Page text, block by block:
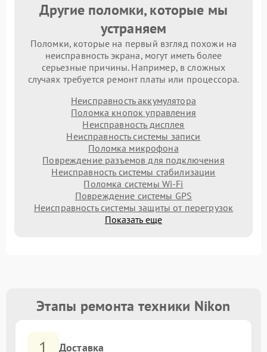
Другие поломки, которые мы
устраняем
Поломки, которые на первый взгляд похожи на
неисправность экрана, могут иметь более
серьезные причины. Например, в сложных
случаях требуется ремонт платы или процессора.
Неисправность аккумулятора
Поломка кнопок управления
Неисправность дисплея
Неисправность системы записи
Поломка микрофона
Повреждение разъемов для подключения
Неисправность системы стабилизации
Поломка системы Wi-Fi
Повреждение системы GPS
Неисправность системы защиты от перегрузок
Показать еще
Этапы ремонта техники Nikon
1 Доставка